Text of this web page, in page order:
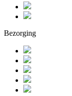
Bezorging